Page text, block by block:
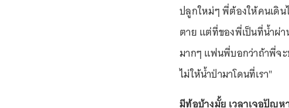
ปลูกใหม่ๆ พี่ต้องให้คนเดิน
ตาย แต่ที่ของพี่เป็นที่น้ำผ่า
มากๆ แฟนพี่บอกว่าถ้าพี่จ
ไม่ให้น้ำป่ามาโดนที่เรา"
มีท้อบ้างมั้ย เวลาเจอปัญห